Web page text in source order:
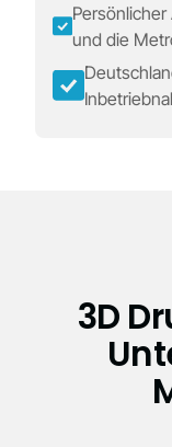
und die
3D